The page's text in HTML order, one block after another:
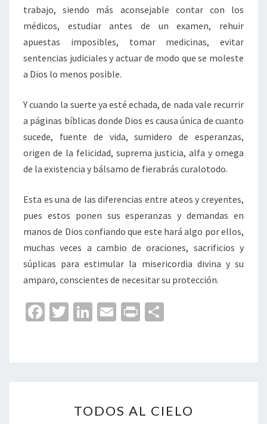
trabajo, siendo más aconsejable contar con los
médicos, estudiar antes de un examen, rehuir
apuestas imposibles, tomar medicinas, evitar
sentencias judiciales y actuar de modo que se moleste
a Dios lo menos posible.
Y cuando la suerte ya esté echada, de nada vale recurrir
a páginas bíblicas donde Dios es causa única de cuanto
sucede, fuente de vida, sumidero de esperanzas,
origen de la felicidad, suprema justicia, alfa y omega
de la existencia y bálsamo de fierabrás curalotodo.
Esta es una de las diferencias entre ateos y creyentes,
pues estos ponen sus esperanzas y demandas en
manos de Dios confiando que este hará algo por ellos,
muchas veces a cambio de oraciones, sacrificios y
súplicas para estimular la misericordia divina y su
amparo, conscientes de necesitar su protección.
Fa
o
o
T
er
Li
dI
n
E
l
Pr
p
ar
tir
AL
TODOS AL CIELO